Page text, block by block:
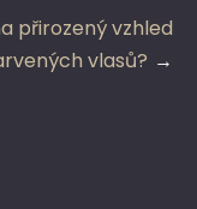
přirozený vzhled
vlasů?